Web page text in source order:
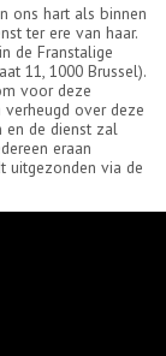
ons hart als binnen
ter ere van haar.
de Franstalige
11, 1000 Brussel).
voor deze
over deze
de dienst zal
eraan
uitgezonden via de